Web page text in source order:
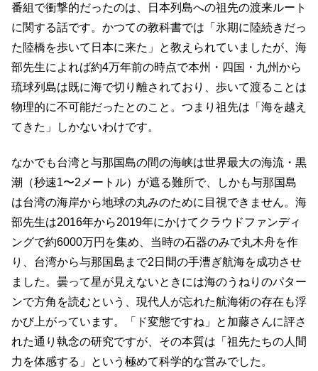
番組で衝撃的だったのは、日本列島への祖先の渡来ルート
に関する話です。かつての教科書では「氷期に陸続きだっ
た陸橋を歩いて日本に来た」と教えられていましたが、海
部先生によれば約4万年前の時点で本州・四国・九州から
琉球列島は既に海で切り離されており、歩いて渡ることは
物理的に不可能だったとのこと。つまり祖先は「海を越え
てきた」しかないわけです。
なかでも台湾と与那国島の間の海峡は世界最大の海流・黒
潮（秒速1〜2メートル）が遮る難所で、しかも与那国島
は台湾の海岸から地球の丸みのために目視できません。海
部先生は2016年から2019年にかけてクラウドファンディ
ングで約6000万円を集め、当時の石器のみで丸木舟を作
り、台湾から与那国島まで2日間の手漕ぎ航海を成功させ
ました。曇って星が見えないときには海のうねりのパター
ンで方角を読むという、現代人が忘れた航海術の存在も浮
かび上がっています。「ド変態ですね」と加藤さんに評さ
れた通り執念の研究ですが、その本質は「祖先たちの人間
力を体感する」という極めて科学的な営みでした。